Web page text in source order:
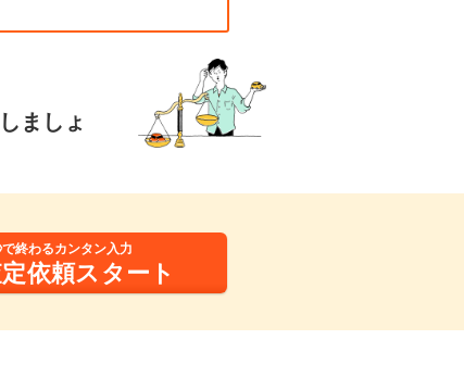
しましょ
終わるカンタン入力
依頼スタート